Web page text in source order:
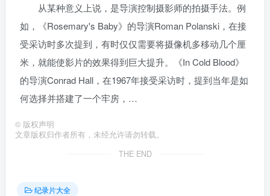
从某种意义上说，是导演控制摄影师的拍摄手法。例
如，《Rosemary's Baby》的导演Roman Polanski，在接
受采访时多次提到，有时仅仅需要将摄像机多移动几个厘
米，就能使影片的效果得到巨大提升。《In Cold Blood》
的导演Conrad Hall，在1967年接受采访时，提到当年是如
何选择并搭建了一个牢房，…
© 版权声明
文章版权归作者所有，未经允许请勿转载。
THE END
纪录片大全